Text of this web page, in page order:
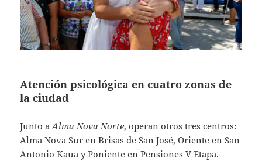
Atención psicológica en cuatro zonas de
la ciudad
Junto aAlma Nova Norte, operan otros tres centros:
Alma Nova Sur en Brisas de San José, Oriente en San
Antonio Kaua y Poniente en Pensiones V Etapa.